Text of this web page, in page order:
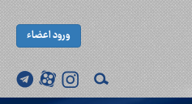
ورود اعضاء